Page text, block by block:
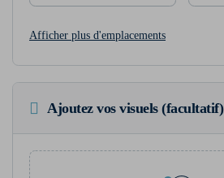
Afficher plus d'emplacements
Ajoutez vos visuels (facultatif)